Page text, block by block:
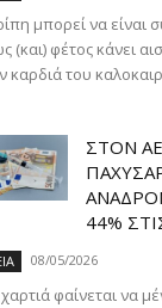
μπορεί να είναι
(και) φέτος κάνει
καρδιά του
ΣΤΟΝ
44%
08/05/2026
φαίνεται να